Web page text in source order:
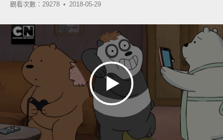
觀看次數：29278 • 2018-05-29